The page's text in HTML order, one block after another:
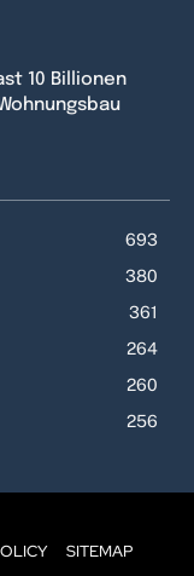
10 Billionen
693
380
361
264
260
256
SITEMAP